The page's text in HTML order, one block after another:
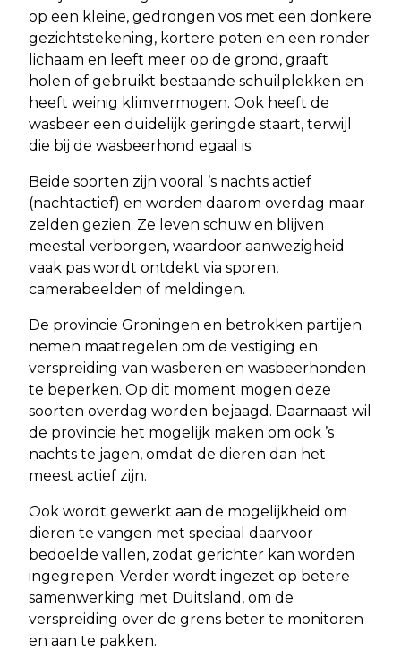
op een kleine, gedrongen vos met een donkere
gezichtstekening, kortere poten en een ronder
lichaam en leeft meer op de grond, graaft
holen of gebruikt bestaande schuilplekken en
heeft weinig klimvermogen. Ook heeft de
wasbeer een duidelijk geringde staart, terwijl
die bij de wasbeerhond egaal is.
Beide soorten zijn vooral ’s nachts actief
(nachtactief) en worden daarom overdag maar
zelden gezien. Ze leven schuw en blijven
meestal verborgen, waardoor aanwezigheid
vaak pas wordt ontdekt via sporen,
camerabeelden of meldingen.
De provincie Groningen en betrokken partijen
nemen maatregelen om de vestiging en
verspreiding van wasberen en wasbeerhonden
te beperken. Op dit moment mogen deze
soorten overdag worden bejaagd. Daarnaast wil
de provincie het mogelijk maken om ook ’s
nachts te jagen, omdat de dieren dan het
meest actief zijn.
Ook wordt gewerkt aan de mogelijkheid om
dieren te vangen met speciaal daarvoor
bedoelde vallen, zodat gerichter kan worden
ingegrepen. Verder wordt ingezet op betere
samenwerking met Duitsland, om de
verspreiding over de grens beter te monitoren
en aan te pakken.